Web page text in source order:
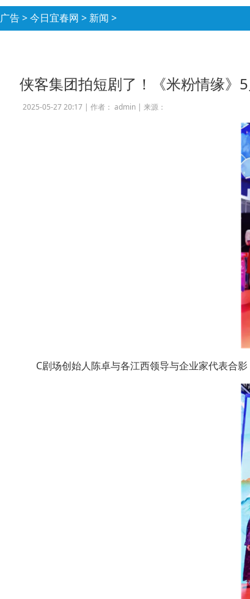
广告>今日宜春网 > 新闻 >
侠客集团拍短剧了！《米粉情缘》
2025-05-27 20:17 | 作者： admin| 来源：
C剧场创始人陈卓与各江西领导与企业家代表合影